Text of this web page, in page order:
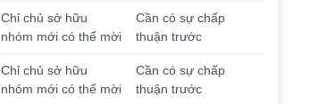
Chỉ chủ sở hữu
nhóm mới có thể mời
Cần có sự chấp
thuận trước
Chỉ chủ sở hữu
nhóm mới có thể mời
Cần có sự chấp
thuận trước